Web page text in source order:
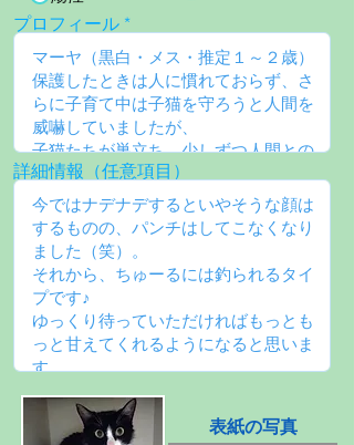
プロフィール
詳細情報（任意項目）
表紙の写真